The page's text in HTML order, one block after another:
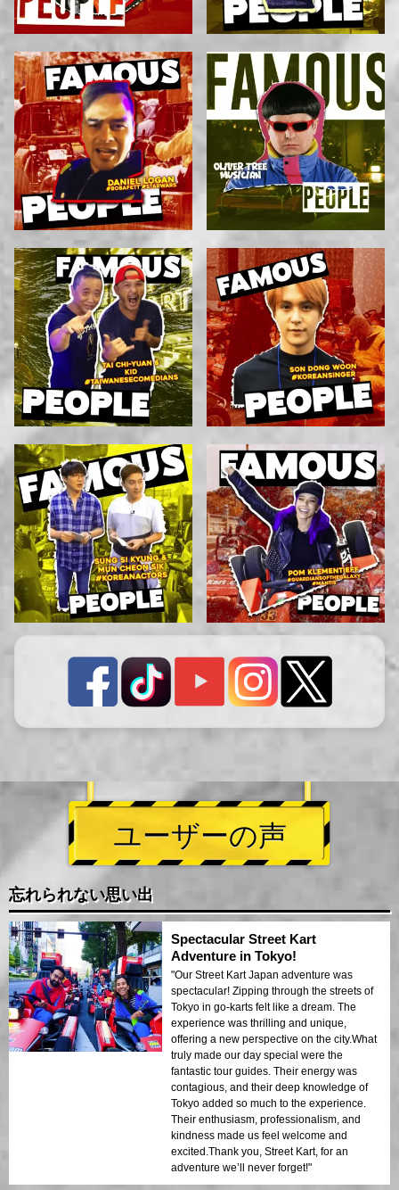
ユーザーの声
忘れられない思い出
Spectacular Street Kart
Adventure in Tokyo!
"Our Street Kart Japan adventure was
spectacular! Zipping through the streets of
Tokyo in go-karts felt like a dream. The
experience was thrilling and unique,
offering a new perspective on the city.What
truly made our day special were the
fantastic tour guides. Their energy was
contagious, and their deep knowledge of
Tokyo added so much to the experience.
Their enthusiasm, professionalism, and
kindness made us feel welcome and
excited.Thank you, Street Kart, for an
adventure we’ll never forget!"